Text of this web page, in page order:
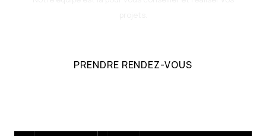
PRENDRE RENDEZ-VOUS